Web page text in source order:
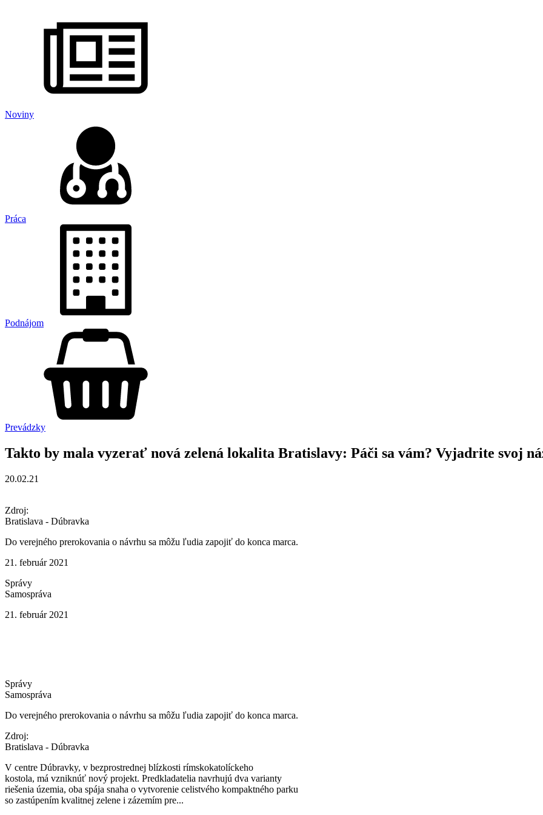
Noviny
Práca
Podnájom
Prevádzky
Takto by mala vyzerať nová zelená lokalita Bratislavy: Páči sa vám? Vyjadrite svoj
20.02.21
Zdroj:
Bratislava - Dúbravka
Do verejného prerokovania o návrhu sa môžu ľudia zapojiť do konca marca.
21. február 2021
Správy
Samospráva
21. február 2021
Správy
Samospráva
Do verejného prerokovania o návrhu sa môžu ľudia zapojiť do konca marca.
Zdroj:
Bratislava - Dúbravka
V centre Dúbravky, v bezprostrednej blízkosti rímskokatolíckeho
kostola, má vzniknúť nový projekt. Predkladatelia navrhujú dva varianty
riešenia územia, oba spája snaha o vytvorenie celistvého kompaktného parku
so zastúpením kvalitnej zelene i zázemím pre...